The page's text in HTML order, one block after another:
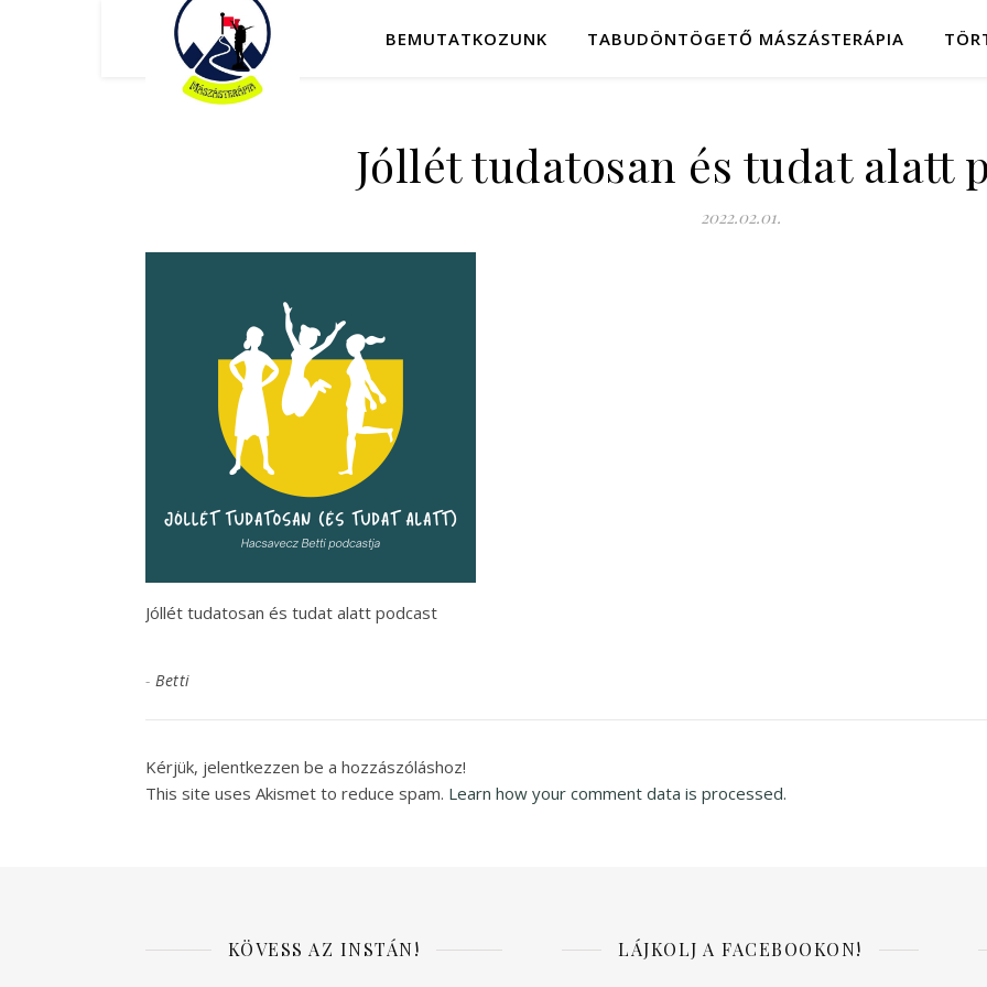
BEMUTATKOZUNK TABUDÖNTÖGETŐ MÁSZÁSTERÁPIA
Jóllét tudatosan és tudat alatt
2022.02.01.
Jóllét tudatosan és tudat alatt podcast
- Betti
Kérjük, jelentkezzen be a hozzászóláshoz!
This site uses Akismet to reduce spam. Learn how your comment data is processed.
KÖVESS AZ INSTÁN! LÁJKOLJ A FACEBOOKON!